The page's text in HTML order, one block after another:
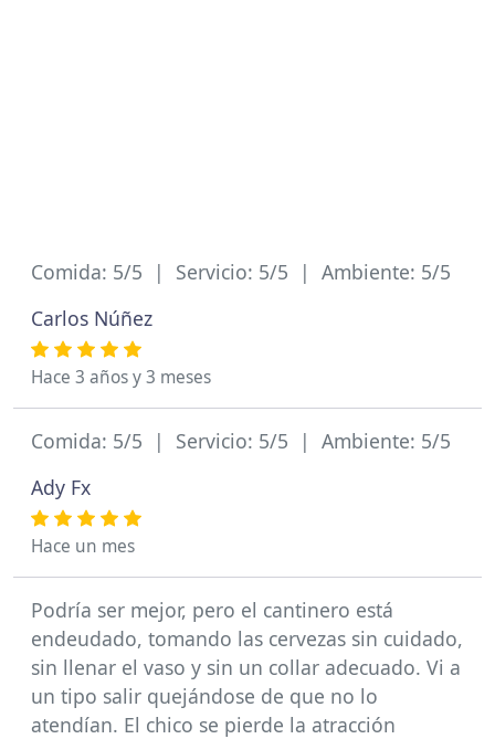
Comida: 5/5 | Servicio: 5/5 | Ambiente: 5/5
Carlos Núñez
Hace 3 años y 3 meses
Comida: 5/5 | Servicio: 5/5 | Ambiente: 5/5
Ady Fx
Hace un mes
Podría ser mejor, pero el cantinero está
endeudado, tomando las cervezas sin cuidado,
sin llenar el vaso y sin un collar adecuado. Vi a
un tipo salir quejándose de que no lo
atendían. El chico se pierde la atracción